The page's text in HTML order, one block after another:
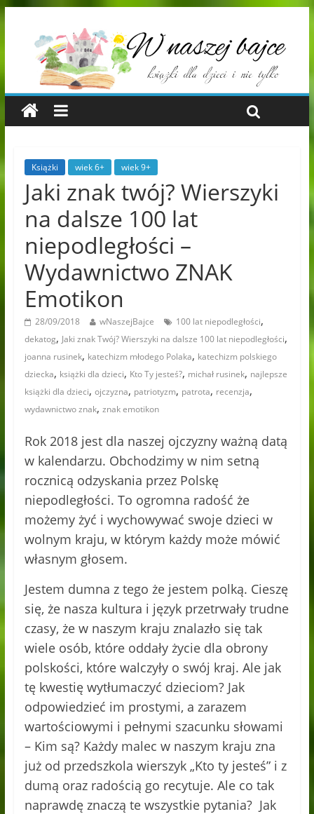
Książki wiek 6+ wiek 9+
Jaki znak twój? Wierszyki
na dalsze 100 lat
niepodległości –
Wydawnictwo ZNAK
Emotikon
28/09/2018 wNaszejBajce 100 lat niepodległości,
dekatog, Jaki znak Twój? Wierszyki na dalsze 100 lat niepodległości,
joanna rusinek, katechizm młodego Polaka, katechizm polskiego
dziecka, książki dla dzieci, Kto Ty jesteś?, michał rusinek, najlepsze
książki dla dzieci, ojczyzna, patriotyzm, patrota, recenzja,
wydawnictwo znak, znak emotikon
Rok 2018 jest dla naszej ojczyzny ważną datą
w kalendarzu. Obchodzimy w nim setną
rocznicą odzyskania przez Polskę
niepodległości. To ogromna radość że
możemy żyć i wychowywać swoje dzieci w
wolnym kraju, w którym każdy może mówić
własnym głosem.
Jestem dumna z tego że jestem polką. Cieszę
się, że nasza kultura i język przetrwały trudne
czasy, że w naszym kraju znalazło się tak
wiele osób, które oddały życie dla obrony
polskości, które walczyły o swój kraj. Ale jak
tę kwestię wytłumaczyć dzieciom? Jak
odpowiedzieć im prostymi, a zarazem
wartościowymi i pełnymi szacunku słowami
– Kim są? Każdy malec w naszym kraju zna
już od przedszkola wierszyk „Kto ty jesteś” i z
dumą oraz radością go recytuje. Ale co tak
naprawdę znaczą te wszystkie pytania? Jak